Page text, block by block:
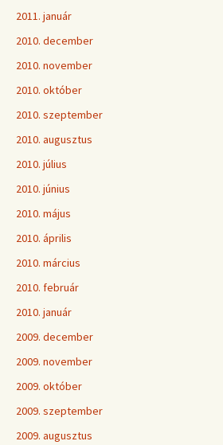
2011. január
2010. december
2010. november
2010. október
2010. szeptember
2010. augusztus
2010. július
2010. június
2010. május
2010. április
2010. március
2010. február
2010. január
2009. december
2009. november
2009. október
2009. szeptember
2009. augusztus